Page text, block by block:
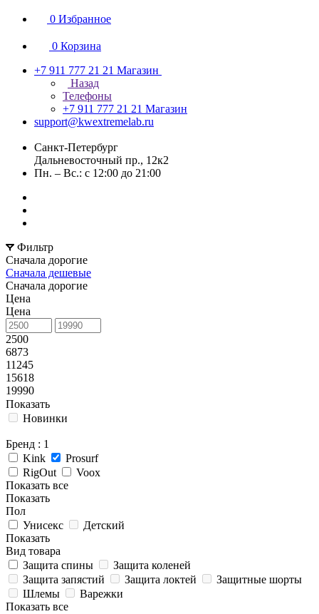
0 Избранное
0 Корзина
+7 911 777 21 21 Магазин
Назад
Телефоны
+7 911 777 21 21 Магазин
support@kwextremelab.ru
Санкт-Петербург
Дальневосточный пр., 12к2
Пн. – Вс.: с 12:00 до 21:00
Фильтр
Сначала дорогие
Сначала дешевые
Сначала дорогие
Цена
Цена
2500
6873
11245
15618
19990
Показать
Новинки
Бренд : 1
Kink
Prosurf
RigOut
Voox
Показать все
Показать
Пол
Унисекс
Детский
Показать
Вид товара
Защита спины
Защита коленей
Защита запястий
Защита локтей
Защитные шорты
Шлемы
Варежки
Показать все